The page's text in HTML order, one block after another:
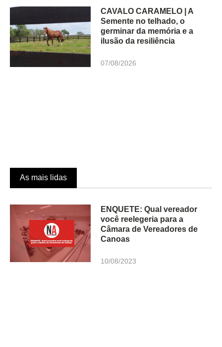
CAVALO CARAMELO | A
Semente no telhado, o
germinar da memória e a
ilusão da resiliência
07/08/2026
As mais lidas
ENQUETE: Qual vereador
você reelegeria para a
Câmara de Vereadores de
Canoas
10/08/2023